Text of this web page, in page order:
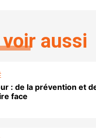
aussi
: de la prévention et
face